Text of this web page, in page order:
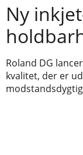
Ny
Roland DG
kvalitet, der er